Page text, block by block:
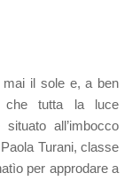
mai il sole e, a ben
che tutta la luce
all’imbocco
Turani, classe
per approdare a